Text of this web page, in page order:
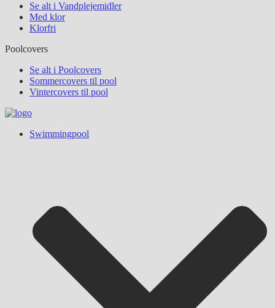
Se alt i Vandplejemidler
Med klor
Klorfri
Poolcovers
Se alt i Poolcovers
Sommercovers til pool
Vintercovers til pool
Swimmingpool